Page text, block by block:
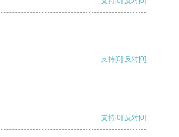
支持[0] 反对[0]
支持[0] 反对[0]